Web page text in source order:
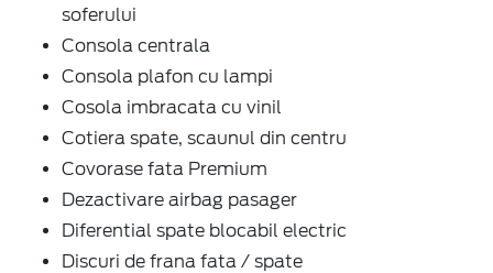
soferului
Consola centrala
Consola plafon cu lampi
Cosola imbracata cu vinil
Cotiera spate, scaunul din centru
Covorase fata Premium
Dezactivare airbag pasager
Diferential spate blocabil electric
Discuri de frana fata / spate